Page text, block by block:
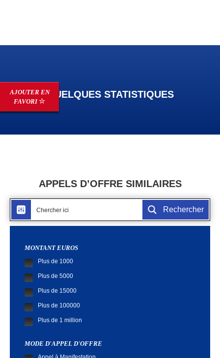
QUELQUES STATISTIQUES
APPELS D’OFFRE SIMILAIRES
Rechercher
MONTANT EUROS
Plus de 1000
Plus de 5000
Plus de 15000
Plus de 100000
Plus de 1 million
MODE D'APPEL D'OFFRE
AJOUTER EN
FAVORI